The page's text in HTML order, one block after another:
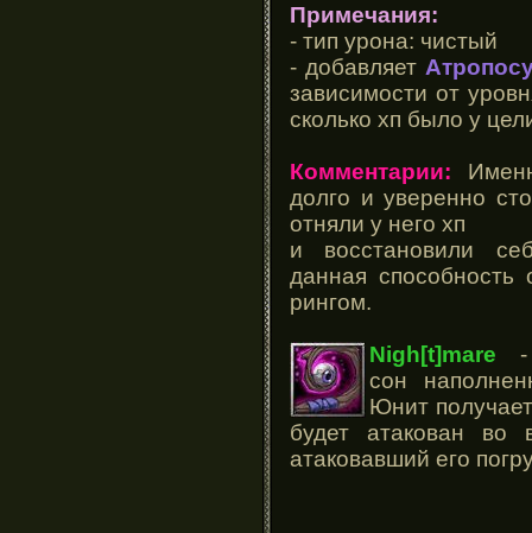
Примечания:
- тип урона: чистый
- добавляет
зависимости от
сколько хп было у
Комментарии:
долго и уверенно
отняли у него хп
и восстановили
данная способность
рингом.
Nigh[t]mare -
сон
Юнит
будет атакован во
атаковавший его